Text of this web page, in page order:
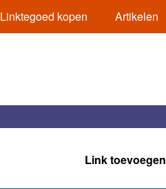
Linktegoed kopen Artikelen
Link toevoegen